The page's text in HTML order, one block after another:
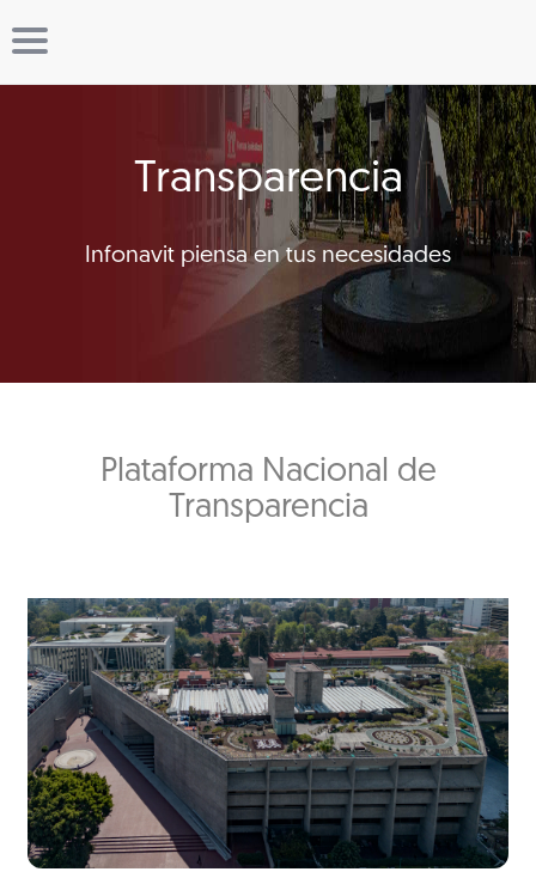
Transparencia
Infonavit piensa en tus necesidades
Plataforma Nacional de
Transparencia